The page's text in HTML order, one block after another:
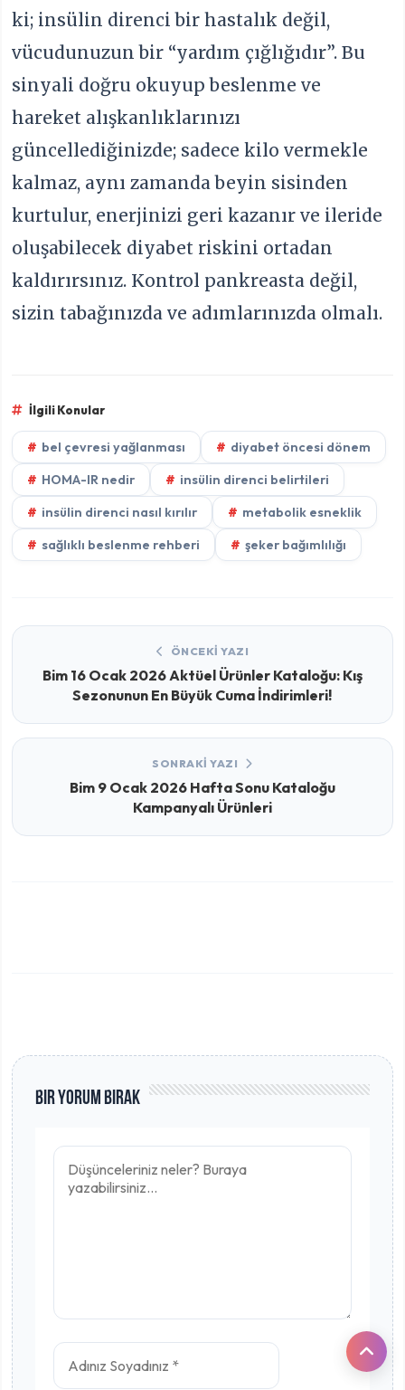
ki; insülin direnci bir hastalık değil,
vücudunuzun bir “yardım çığlığıdır”. Bu
sinyali doğru okuyup beslenme ve
hareket alışkanlıklarınızı
güncellediğinizde; sadece kilo vermekle
kalmaz, aynı zamanda beyin sisinden
kurtulur, enerjinizi geri kazanır ve ileride
oluşabilecek diyabet riskini ortadan
kaldırırsınız. Kontrol pankreasta değil,
sizin tabağınızda ve adımlarınızda olmalı.
İlgili Konular
bel çevresi yağlanması
diyabet öncesi dönem
HOMA-IR nedir
insülin direnci belirtileri
insülin direnci nasıl kırılır
metabolik esneklik
sağlıklı beslenme rehberi
şeker bağımlılığı
ÖNCEKI YAZI
Bim 16 Ocak 2026 Aktüel Ürünler Kataloğu: Kış
Sezonunun En Büyük Cuma İndirimleri!
SONRAKI YAZI
Bim 9 Ocak 2026 Hafta Sonu Kataloğu
Kampanyalı Ürünleri
Bir Yorum Bırak